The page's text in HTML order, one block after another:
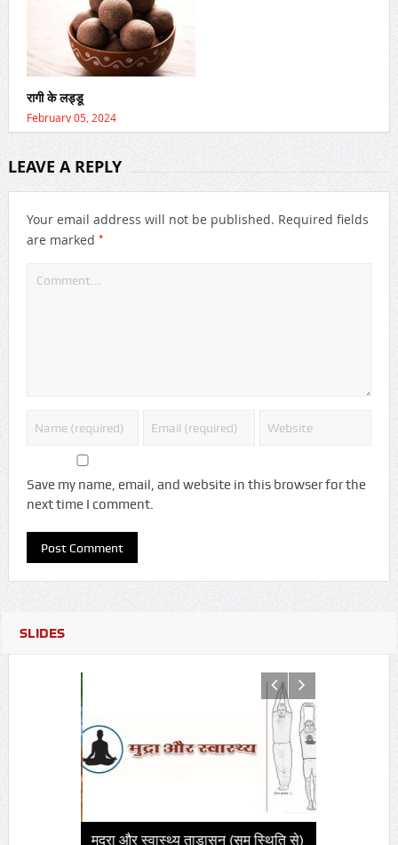
रागी के लड्डू
February 05, 2024
LEAVE A REPLY
Your email address will not be published. Required fields
are marked *
Save my name, email, and website in this browser for the
next time I comment.
SLIDES
मुद्रा और स्वास्थ्य ताड़ासन (सम स्थिति से) मोक्ष